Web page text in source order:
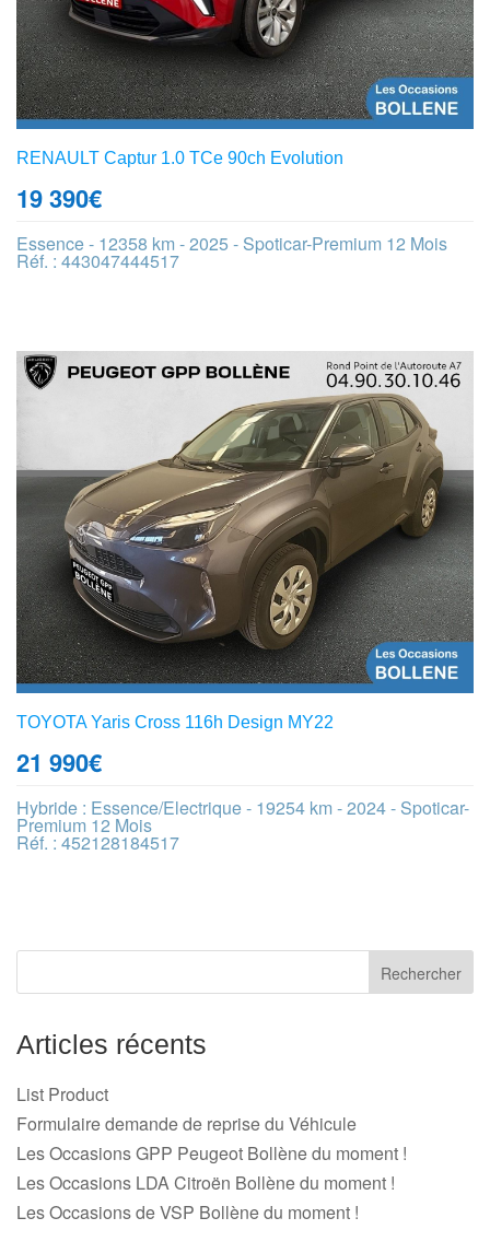
RENAULT Captur 1.0 TCe 90ch Evolution
19 390€
Essence - 12358 km - 2025 - Spoticar-Premium 12 Mois
Réf. : 443047444517
TOYOTA Yaris Cross 116h Design MY22
21 990€
Hybride : Essence/Electrique - 19254 km - 2024 - Spoticar-
Premium 12 Mois
Réf. : 452128184517
Articles récents
List Product
Formulaire demande de reprise du Véhicule
Les Occasions GPP Peugeot Bollène du moment !
Les Occasions LDA Citroën Bollène du moment !
Les Occasions de VSP Bollène du moment !